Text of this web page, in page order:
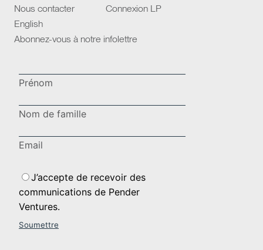
Nous contacter
Connexion LP
English
Abonnez-vous à notre infolettre